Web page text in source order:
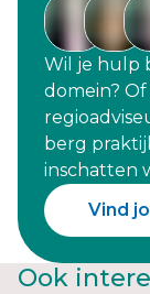
Wil je hulp
domein?
berg
inschatten
Vind
Ook